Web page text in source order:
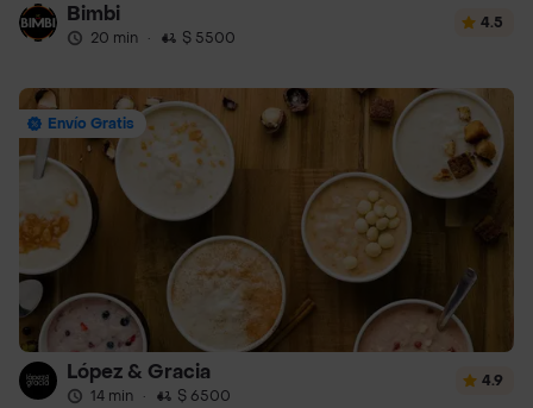
Bimbi
20 min · $ 5500
4.5
Envío Gratis
López & Gracia
14 min · $ 6500
4.9